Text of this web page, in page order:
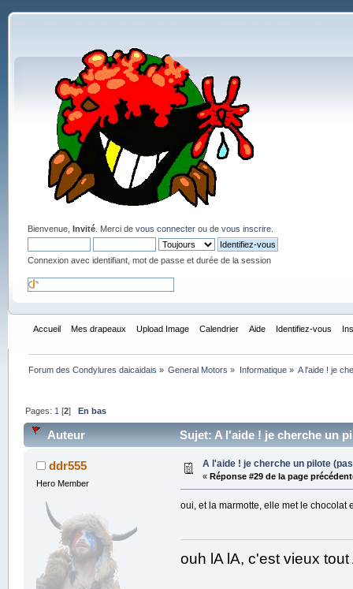
Bienvenue, Invité. Merci de vous connecterou de vous inscrire.
Connexion avec identifiant, mot de passe et durée de la session
Accueil Mes drapeaux Upload Image Calendrier Aide Identifiez-vous
Forum des Condylures daicaidais » General Motors » Informatique» A l'aide ! je
Pages: 1 [2]En bas
Auteur Sujet: A l'aide ! je cherche un
ddr555
Hero Member
A l'aide ! je cherche un pilote
« Réponse #29 de la page
oui, et la marmotte, elle met le chocolat
ouh lA lA, c'est vieux